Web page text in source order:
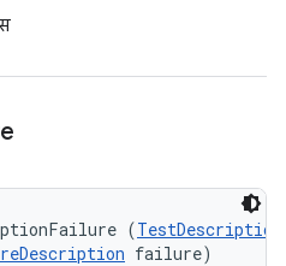
(TestDescription
failure)